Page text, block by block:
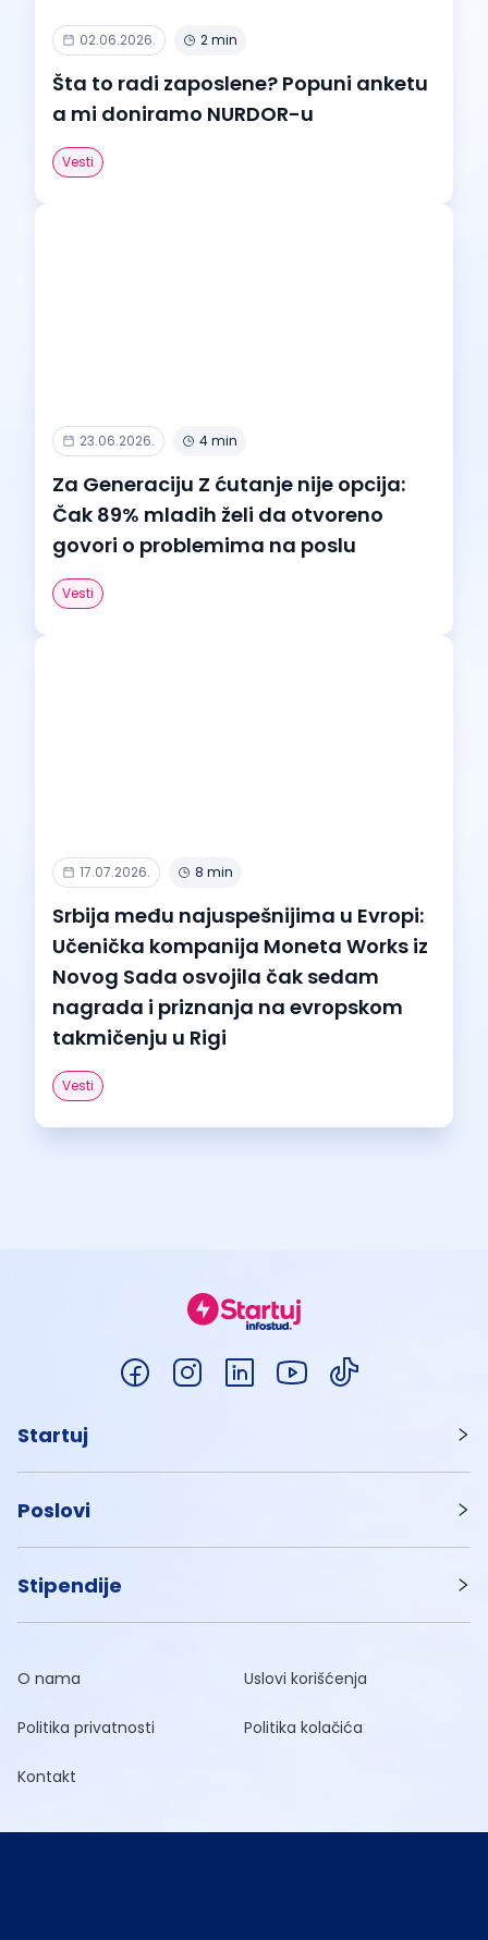
02.06.2026. 2 min
Šta to radi zaposlene? Popuni anketu
a mi doniramo NURDOR-u
Vesti
23.06.2026. 4 min
Za Generaciju Z ćutanje nije opcija:
Čak 89% mladih želi da otvoreno
govori o problemima na poslu
Vesti
17.07.2026. 8 min
Srbija među najuspešnijima u Evropi:
Učenička kompanija Moneta Works iz
Novog Sada osvojila čak sedam
nagrada i priznanja na evropskom
takmičenju u Rigi
Vesti
Startuj
Poslovi
Stipendije
O nama Uslovi korišćenja
Politika privatnosti Politika kolačića
Kontakt